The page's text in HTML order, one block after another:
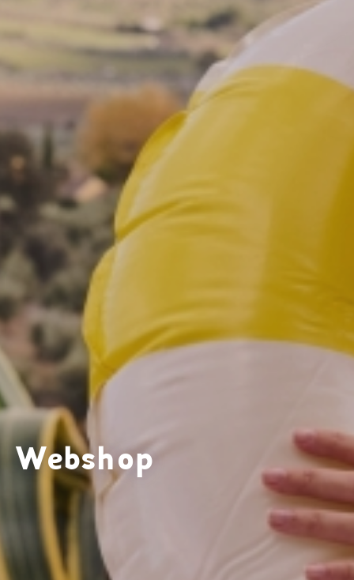
Webshop